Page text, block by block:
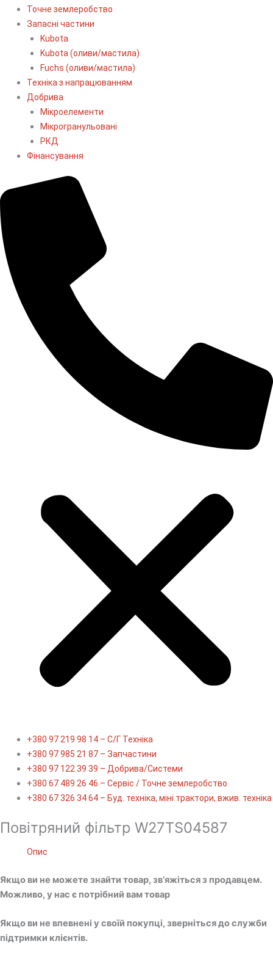
Точне землеробство
Запасні частини
Kubota
Kubota (оливи/мастила)
Fuchs (оливи/мастила)
Техніка з напрацюванням
Добрива
Мікроелементи
Мікрогранульовані
РКД
Фінансування
+380 97 219 98 14 – С/Г Техніка
+380 97 985 21 87 – Запчастини
+380 97 122 39 39 – Добрива/Cистеми
+380 67 489 26 46 – Сервіс / Точне землеробство
+380 67 326 34 64 – Буд. техніка, міні трактори, вжив. техніка
Повітряний фільтр W27TS04587
Опис
Якщо ви не можете знайти товар, зв’яжіться з продавцем.
Можливо, у нас є потрібний вам товар
Якщо ви не впевнені у своїй покупці, зверніться до служби
підтримки клієнтів.